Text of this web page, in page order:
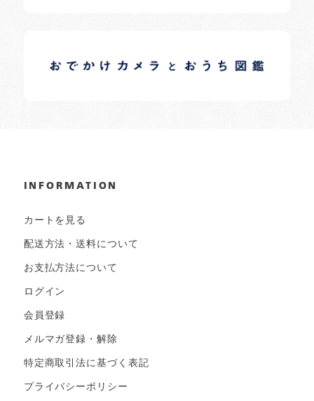
日常の様子など随時更新中です。
INFORMATION
カートを見る
配送方法・送料について
お支払方法について
ログイン
会員登録
メルマガ登録・解除
特定商取引法に基づく表記
プライバシーポリシー